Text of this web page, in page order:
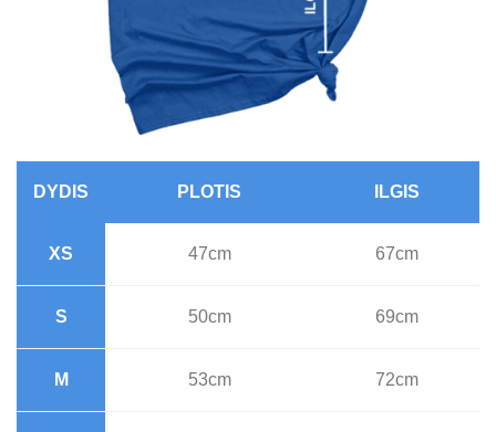
DYDIS PLOTIS ILGIS
XS 47cm 67cm
S 50cm 69cm
M 53cm 72cm